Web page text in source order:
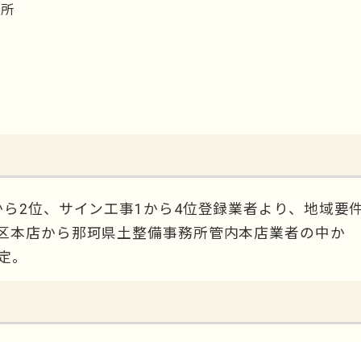
2位、サイン工事1から4位登録業者より、地域要
本店から那珂県土整備事務所管内本店業者の中か
。